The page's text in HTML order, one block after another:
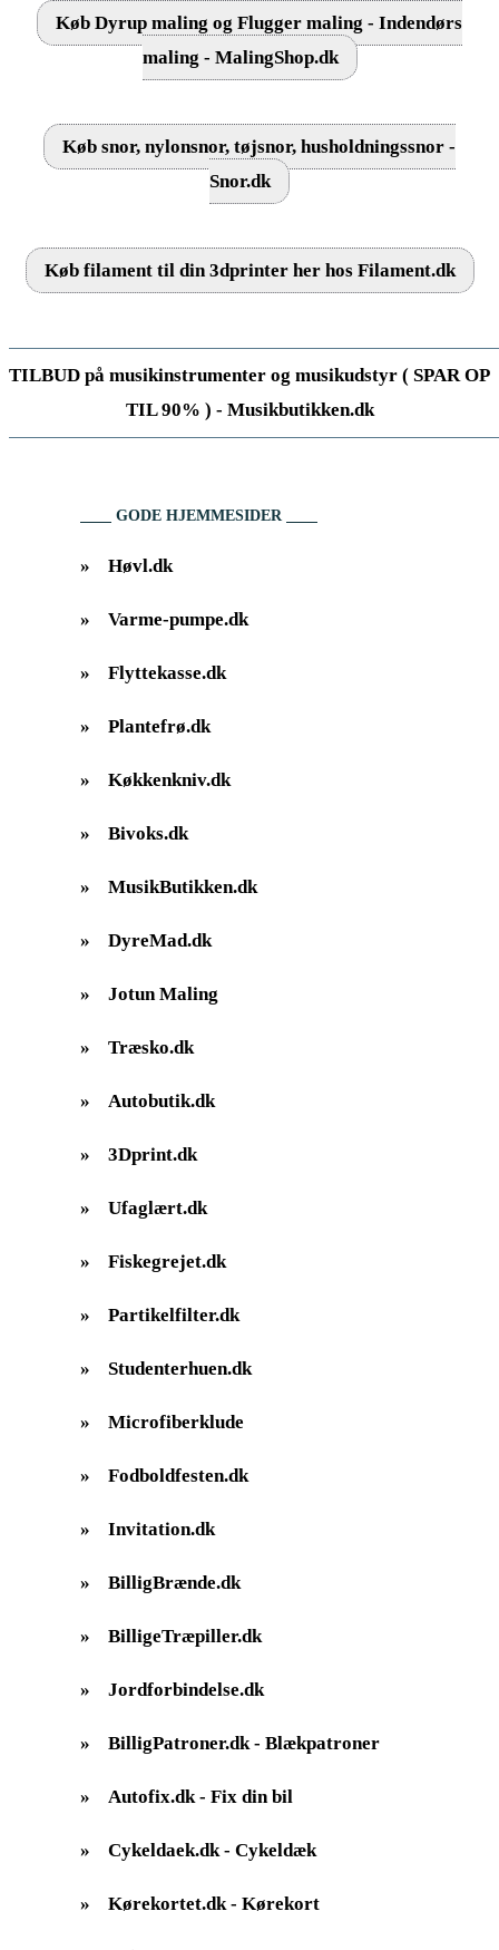
Køb Dyrup maling og Flugger maling - Indendørs
maling - MalingShop.dk
Køb snor, nylonsnor, tøjsnor, husholdningssnor -
Snor.dk
Køb filament til din 3dprinter her hos Filament.dk
TILBUD på musikinstrumenter og musikudstyr ( SPAR OP
TIL 90% ) - Musikbutikken.dk
GODE HJEMMESIDER
» Høvl.dk
» Varme-pumpe.dk
» Flyttekasse.dk
» Plantefrø.dk
» Køkkenkniv.dk
» Bivoks.dk
» MusikButikken.dk
» DyreMad.dk
» Jotun Maling
» Træsko.dk
» Autobutik.dk
» 3Dprint.dk
» Ufaglært.dk
» Fiskegrejet.dk
» Partikelfilter.dk
» Studenterhuen.dk
» Microfiberklude
» Fodboldfesten.dk
» Invitation.dk
» BilligBrænde.dk
» BilligeTræpiller.dk
» Jordforbindelse.dk
» BilligPatroner.dk - Blækpatroner
» Autofix.dk - Fix din bil
» Cykeldaek.dk - Cykeldæk
» Kørekortet.dk - Kørekort